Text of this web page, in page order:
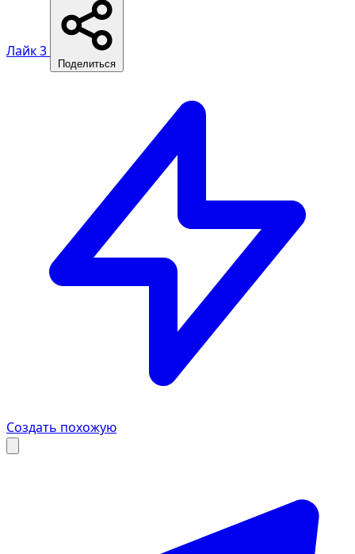
Лайк3
Поделиться
Создать похожую